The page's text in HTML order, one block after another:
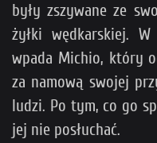
były zszywane ze
żyłki wędkarskiej.
wpada Michio, który
za namową swojej
ludzi. Po tym, co go
jej nie posłuchać.